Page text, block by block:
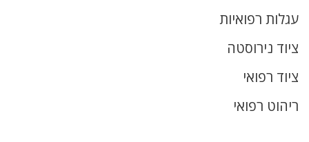
עגלות רפואיות
ציוד נירוסטה
ציוד רפואי
ריהוט רפואי